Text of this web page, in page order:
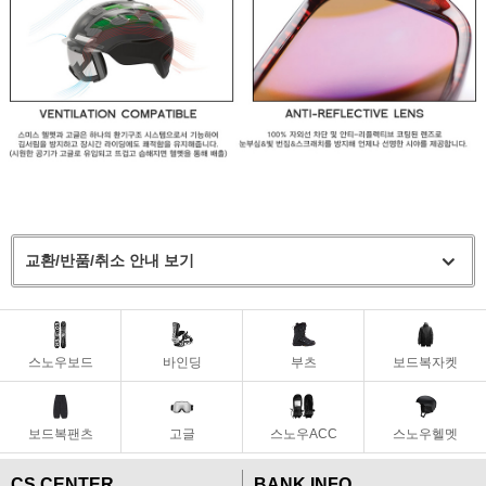
교환/반품/취소 안내 보기
스노우보드 바인딩 부츠 보드복자켓
보드복팬츠 고글 스노우ACC 스노우헬멧